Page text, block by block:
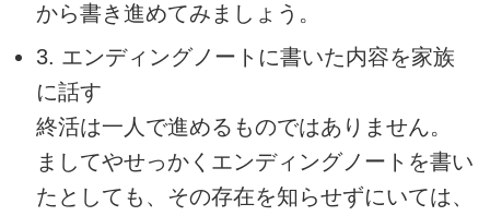
から書き進めてみましょう。
3. エンディングノートに書いた内容を家族
に話す
終活は一人で進めるものではありません。
ましてやせっかくエンディングノートを書い
たとしても、その存在を知らせずにいては、